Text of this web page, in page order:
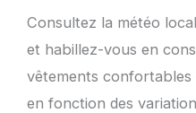
Consultez la météo
et habillez-vous en
vêtements
en fonction des